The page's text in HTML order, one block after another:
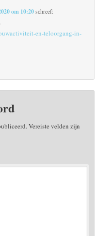
om 10:20schreef:
en-teloorgang-in-
Vereiste velden zijn